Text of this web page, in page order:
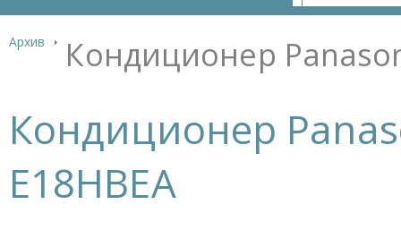
Архив Кондиционер
Кондиционер
E18HBEA